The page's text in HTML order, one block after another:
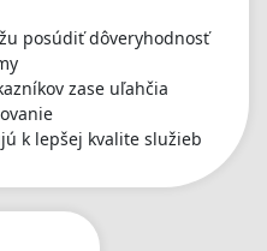
posúdiť dôveryhodnosť
zase uľahčia
k lepšej kvalite služieb